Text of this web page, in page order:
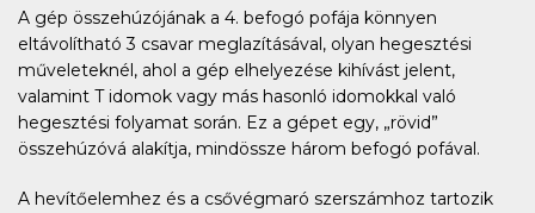
A gép összehúzójának a 4. befogó pofája könnyen
eltávolítható 3 csavar meglazításával, olyan hegesztési
műveleteknél, ahol a gép elhelyezése kihívást jelent,
valamint T idomok vagy más hasonló idomokkal való
hegesztési folyamat során. Ez a gépet egy, „rövid”
összehúzóvá alakítja, mindössze három befogó pofával.
A hevítőelemhez és a csővégmaró szerszámhoz tartozik